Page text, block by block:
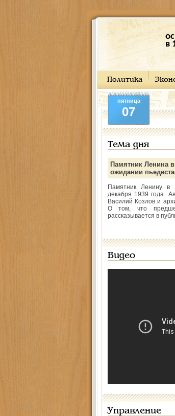
в
Политика
пятница
07
Тема дня
Памятник Ленина
ожидании
Памятник Ленину в
декабря 1939 года.
Василий Козлов и
О том, что
рассказывается в
Видео
Управление